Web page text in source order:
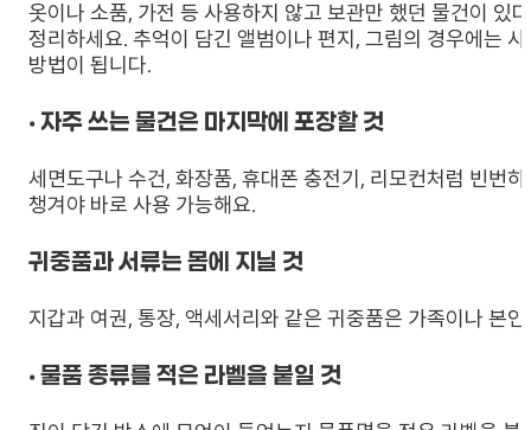
옷이나 소품, 가전 등 사용하지 않고 보관만 했던 물건이 있
정리하세요. 추억이 담긴 앨범이나 편지, 그림의 경우에는
방법이 됩니다.
• 자주 쓰는 물건은 마지막에 포장할 것
세면도구나 수건, 화장품, 휴대폰 충전기, 리모컨처럼 빈번
챙겨야 바로 사용 가능해요.
귀중품과 서류는 몸에 지닐 것
지갑과 여권, 통장, 액세서리와 같은 귀중품은 가족이나 본
• 물품 종류를 적은 라벨을 붙일 것